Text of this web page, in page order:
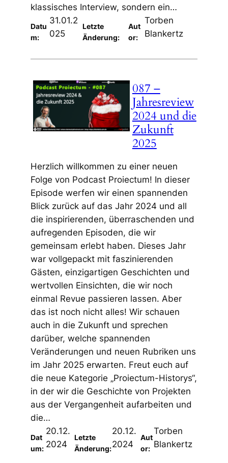
klassisches Interview, sondern ein…
Datu
m:
31.01.2
025
Letzte
Änderung:
Aut
or:
Torben
Blankertz
087 –
Jahresreview
2024 und die
Zukunft
2025
Herzlich willkommen zu einer neuen
Folge von Podcast Proiectum! In dieser
Episode werfen wir einen spannenden
Blick zurück auf das Jahr 2024 und all
die inspirierenden, überraschenden und
aufregenden Episoden, die wir
gemeinsam erlebt haben. Dieses Jahr
war vollgepackt mit faszinierenden
Gästen, einzigartigen Geschichten und
wertvollen Einsichten, die wir noch
einmal Revue passieren lassen. Aber
das ist noch nicht alles! Wir schauen
auch in die Zukunft und sprechen
darüber, welche spannenden
Veränderungen und neuen Rubriken uns
im Jahr 2025 erwarten. Freut euch auf
die neue Kategorie „Proiectum-Historys“,
in der wir die Geschichte von Projekten
aus der Vergangenheit aufarbeiten und
die…
Dat
um:
20.12.
2024
Letzte
Änderung:
20.12.
2024
Aut
or:
Torben
Blankertz